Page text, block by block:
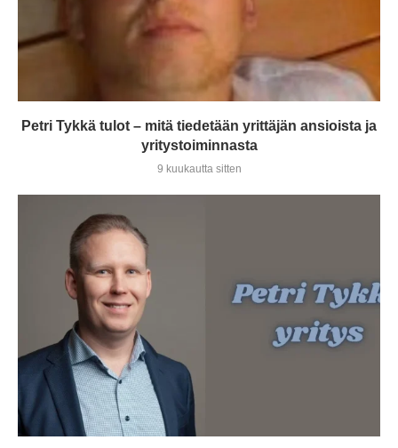
Petri Tykkä tulot – mitä tiedetään yrittäjän ansioista ja
yritystoiminnasta
9 kuukautta sitten